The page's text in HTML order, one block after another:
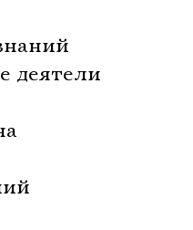
деятели
Имя